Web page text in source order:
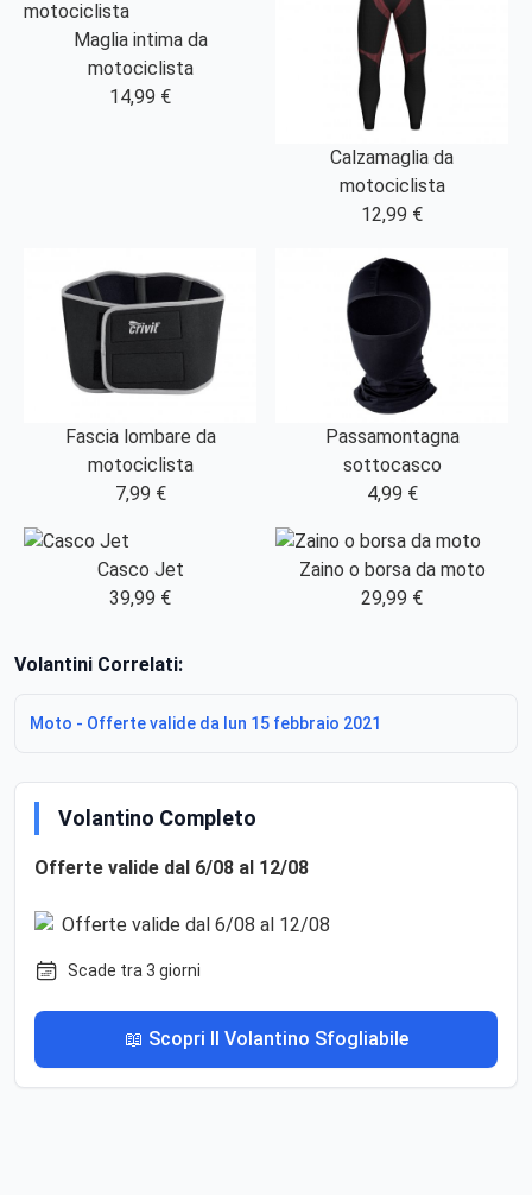
Maglia intima da
motociclista
14,99 €
Calzamaglia da
motociclista
12,99 €
Fascia lombare da
motociclista
7,99 €
Passamontagna
sottocasco
4,99 €
Casco Jet
39,99 €
Zaino o borsa da moto
29,99 €
Volantini Correlati:
Moto - Offerte valide da lun 15 febbraio 2021
Volantino Completo
Offerte valide dal 6/08 al 12/08
Scade tra 3 giorni
📖 Scopri Il Volantino Sfogliabile